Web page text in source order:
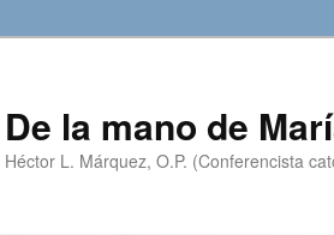
De la mano de
Héctor L. Márquez, O.P. (Conferencista